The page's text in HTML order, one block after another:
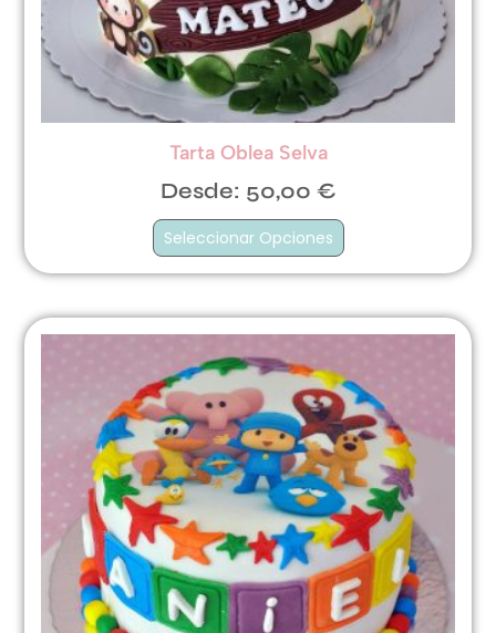
Tarta Oblea Selva
Desde: 50,00 €
Seleccionar Opciones